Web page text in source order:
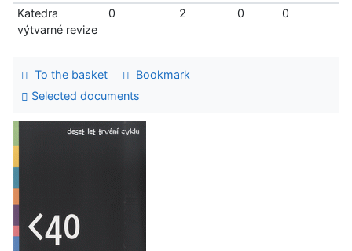
Katedra
výtvarné revize
0 2 0 0
To the basket
Bookmark
Selected documents